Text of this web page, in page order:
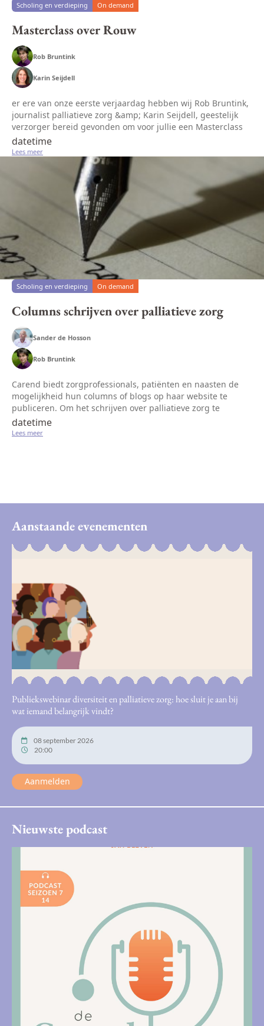
Scholing en verdieping On demand
Masterclass over Rouw
Rob Bruntink
Karin Seijdell
er ere van onze eerste verjaardag hebben wij Rob Bruntink,
journalist palliatieve zorg &amp; Karin Seijdell, geestelijk
verzorger bereid gevonden om voor jullie een Masterclass
te houden over Rouw. Wij hebben hen expliciet gevraagd
om geen...
datetime
Lees meer
Scholing en verdieping On demand
Columns schrijven over palliatieve zorg
Sander de Hosson
Rob Bruntink
Carend biedt zorgprofessionals, patiënten en naasten de
mogelijkheid hun columns of blogs op haar website te
publiceren. Om het schrijven over palliatieve zorg te
stimuleren, organiseert Carend in samenwerking met
journalist/auteur/blogger...
datetime
Lees meer
Aanstaande evenementen
Publiekswebinar diversiteit en palliatieve zorg: hoe sluit je aan bij
wat iemand belangrijk vindt?
08 september 2026
20:00
Aanmelden
Nieuwste podcast